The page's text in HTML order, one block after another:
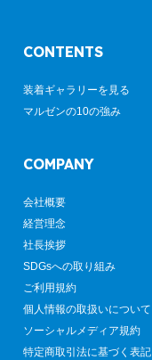
CONTENTS
装着ギャラリーを見る
マルゼンの10の強み
COMPANY
会社概要
経営理念
社長挨拶
SDGsへの取り組み
ご利用規約
個人情報の取扱いについて
ソーシャルメディア規約
特定商取引法に基づく表記